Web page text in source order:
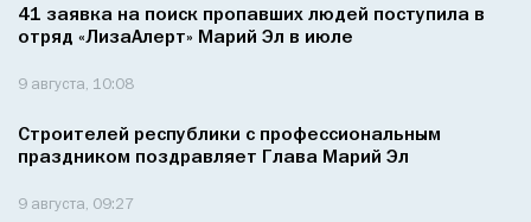
41 заявка на поиск пропавших людей поступила в
отряд «ЛизаАлерт» Марий Эл в июле
9 августа, 10:08
Строителей республики с профессиональным
праздником поздравляет Глава Марий Эл
9 августа, 09:27